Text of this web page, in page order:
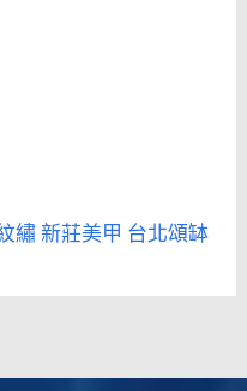
繡新莊美甲 台北頌缽